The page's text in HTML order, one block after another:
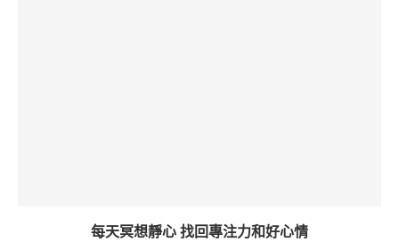
每天冥想靜心 找回專注力和好心情